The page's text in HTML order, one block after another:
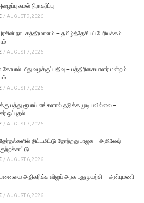
கமல் நிராகரிப்பு
/ AUGUST 9, 2026
நாடகத்தீர்மானம் – தமிழ்த்தேசியப் பேரியக்கம்
/ AUGUST 7, 2026
மீது வழக்குப்பதிவு – பத்திரிகையாளர் மன்றம்
/ AUGUST 7, 2026
பத்து ரூபாய் எங்களால் தடுக்க முடியவில்லை –
ஒப்புதல்
/ AUGUST 7, 2026
திட்டமிட்டு தோற்றது பாஜக – அகிலேஷ்
/ AUGUST 6, 2026
அதிகரிக்க விஜய் அரசு புதுமுயற்சி – அன்புமணி
/ AUGUST 6, 2026